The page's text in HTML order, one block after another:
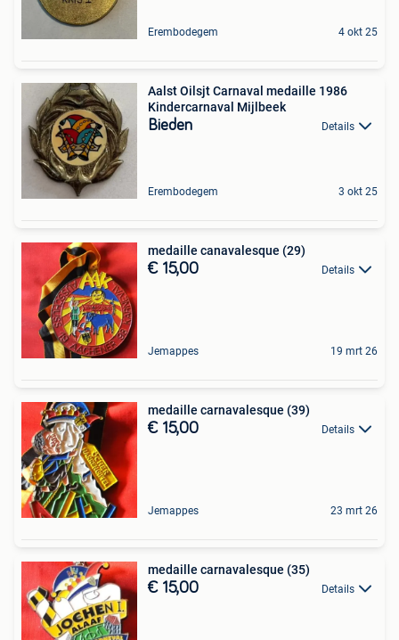
Erembodegem 4 okt 25
Aalst Oilsjt Carnaval medaille 1986
Kindercarnaval Mijlbeek
Bieden Details
Erembodegem 3 okt 25
medaille canavalesque (29)
€ 15,00 Details
Jemappes 19 mrt 26
medaille carnavalesque (39)
€ 15,00 Details
Jemappes 23 mrt 26
medaille carnavalesque (35)
€ 15,00 Details